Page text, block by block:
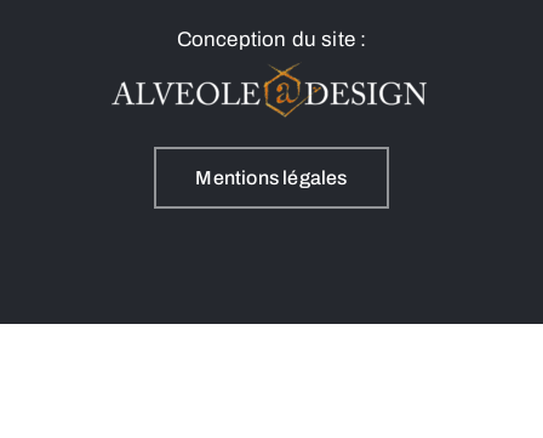
Conception du site :
Mentions légales